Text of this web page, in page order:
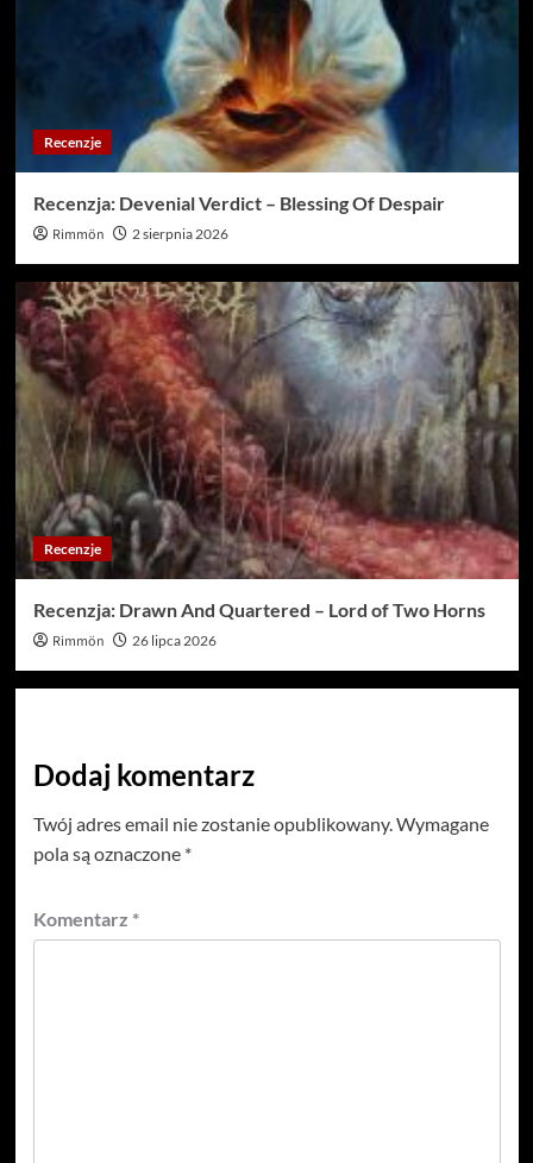
Recenzje
Recenzja: Devenial Verdict – Blessing Of Despair
Rimmön 2 sierpnia 2026
Recenzje
Recenzja: Drawn And Quartered – Lord of Two Horns
Rimmön 26 lipca 2026
Dodaj komentarz
Twój adres email nie zostanie opublikowany. Wymagane
pola są oznaczone *
Komentarz *